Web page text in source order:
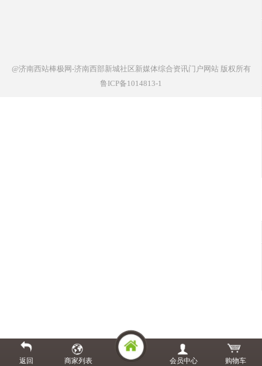
@济南西站棒极网-济南西部新城社区新媒体综合资讯门户网站版权所有
鲁ICP备1014813-1
返回 商家列表 会员中心 购物车